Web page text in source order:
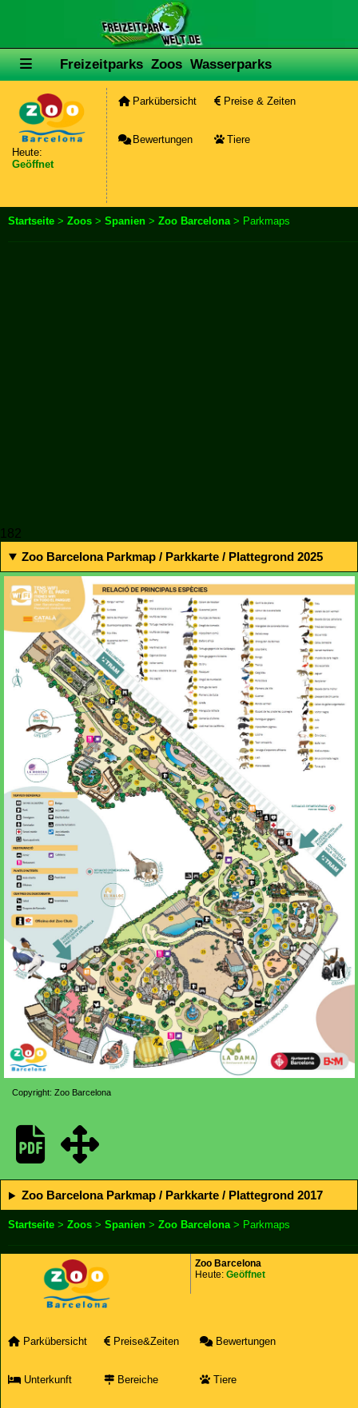
Freizeitparks Zoos Wasserparks
Heute:
Geöffnet
Parkübersicht Preise & Zeiten
Bewertungen Tiere
Startseite > Zoos > Spanien > Zoo Barcelona> Parkmaps
182
Zoo Barcelona Parkmap / Parkkarte / Plattegrond 2025
Copyright: Zoo Barcelona
Zoo Barcelona Parkmap / Parkkarte / Plattegrond 2017
Startseite > Zoos > Spanien > Zoo Barcelona> Parkmaps
Zoo Barcelona
Heute: Geöffnet
Parkübersicht Preise&Zeiten Bewertungen
Unterkunft Bereiche Tiere